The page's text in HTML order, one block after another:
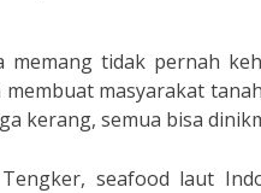
memang tidak pernah
masyarakat
kerang, semua bisa
seafood laut